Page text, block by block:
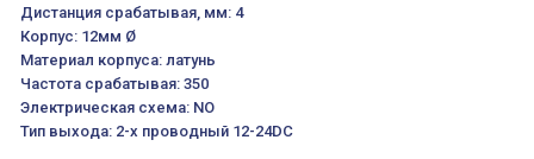
S-DM-2M-B Прямой
разъем M12, 5PIN,
гнездо "мама",
кабель 2 метра,
пластмасс
Дистанция срабатывая, мм: 4
Корпус: 12мм Ø
Материал корпуса: латунь
Частота срабатывая: 350
Электрическая схема: NO
Тип выхода: 2-х проводный 12-24DC